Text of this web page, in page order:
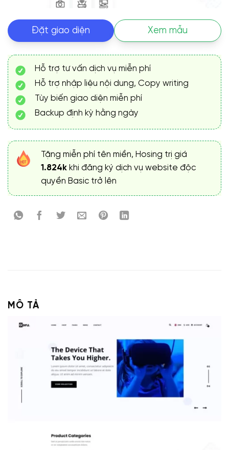
Đặt giao diện Xem mẫu
Hỗ trợ tư vấn dịch vụ miễn phí
Hỗ trợ nhập liệu nội dung, Copy writing
Tùy biến giao diện miễn phí
Backup định kỳ hằng ngày
Tặng miễn phí tên miền, Hosing trị giá
1.824k khi đăng ký dịch vụ website độc
quyền Basic trở lên
MÔ TẢ